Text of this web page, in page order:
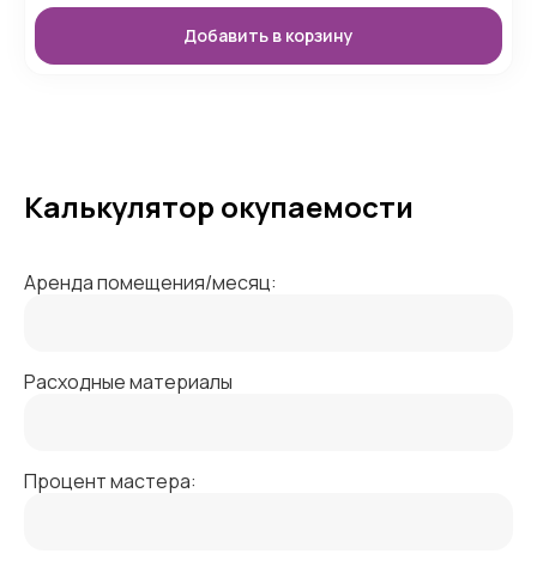
Добавить в корзину
Калькулятор окупаемости
Аренда помещения/месяц:
Расходные материалы
Процент мастера: